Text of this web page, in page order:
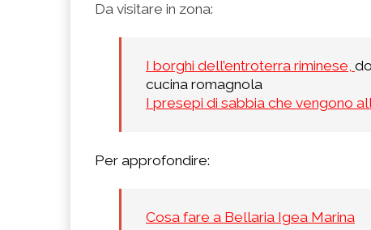
Da visitare in zona:
I borghi dell’entroterra riminese,
cucina romagnola
I presepi di sabbia che vengono
Per approfondire:
Cosa fare a Bellaria Igea Marina